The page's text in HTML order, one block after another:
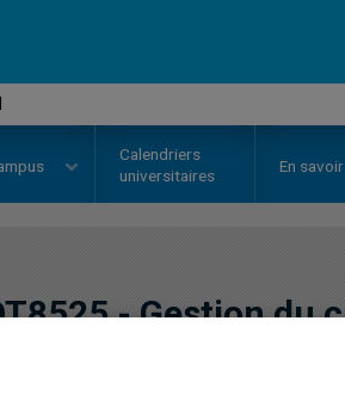
Calendriers
universitaires
En
-Gestion du